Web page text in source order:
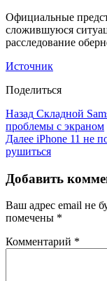
Официальные
сложившуюся
расследование
Источник
Поделиться
Назад Складной
проблемы с экраном
Далее iPhone 11 не
рушиться
Добавить
Ваш адрес email не
помечены *
Комментарий *